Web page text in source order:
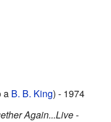
a B. B. King) - 1974
Again...Live-